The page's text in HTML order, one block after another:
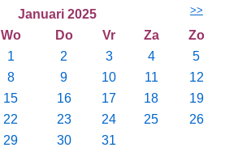
Januari 2025 >>
Wo Do Vr Za
Zo
1
2 3 4
5
8 9 10 11
12
15 16 17 18
19
22 23 24 25
26
29 30 31